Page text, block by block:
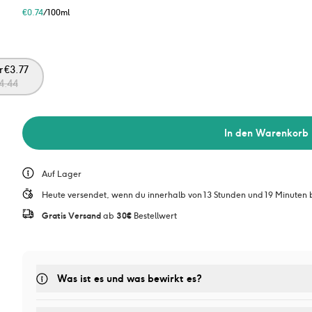
€0.74/100ml
€3.77
In den Warenkorb
Auf Lager
Heute versendet, wenn du innerhalb von 13 Stunden und 19 Minuten
Gratis Versand ab 30€ Bestellwert